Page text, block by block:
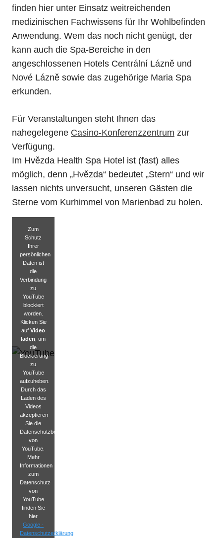
finden hier unter Einsatz weitreichenden
medizinischen Fachwissens für Ihr Wohlbefinden
Anwendung. Wem das noch nicht genügt, der
kann auch die Spa-Bereiche in den
angeschlossenen Hotels Centrální Lázně und
Nové Lázně sowie das zugehörige Maria Spa
erkunden.
Für Veranstaltungen steht Ihnen das
nahegelegene Casino-Konferenzzentrum zur
Verfügung.
Im Hvězda Health Spa Hotel ist (fast) alles
möglich, denn „Hvězda“ bedeutet „Stern“ und wir
lassen nichts unversucht, unseren Gästen die
Sterne vom Kurhimmel von Marienbad zu holen.
Zum
Schutz
Ihrer
persönlichen
Daten ist
die
Verbindung
zu
YouTube
blockiert
worden.
Klicken Sie
auf Video
laden , um
die
Blockierung
zu
YouTube
aufzuheben.
Durch das
Laden des
Videos
akzeptieren
Sie die
Datenschutzbestimmungen
von
YouTube.
Mehr
Informationen
zum
Datenschutz
von
YouTube
finden Sie
hier
Google -
Datenschutzerklärung